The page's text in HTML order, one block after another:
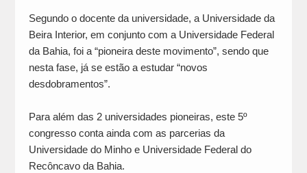
Segundo o docente da universidade, a Universidade da
Beira Interior, em conjunto com a Universidade Federal
da Bahia, foi a “pioneira deste movimento”, sendo que
nesta fase, já se estão a estudar “novos
desdobramentos”.
Para além das 2 universidades pioneiras, este 5º
congresso conta ainda com as parcerias da
Universidade do Minho e Universidade Federal do
Recôncavo da Bahia.